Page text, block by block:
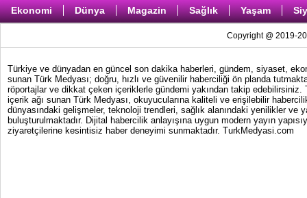
Ekonomi Dünya Magazin Sağlık Yaşam
Copyright @ 2019-
Türkiye ve dünyadan en güncel son dakika haberleri, gündem, siyaset,
sunan Türk Medyası; doğru, hızlı ve güvenilir haberciliği ön planda
röportajlar ve dikkat çeken içeriklerle gündemi yakından takip
içerik ağı sunan Türk Medyası, okuyucularına kaliteli ve erişilebilir
dünyasındaki gelişmeler, teknoloji trendleri, sağlık alanındaki yenilikler
buluşturulmaktadır. Dijital habercilik anlayışına uygun modern yayın
ziyaretçilerine kesintisiz haber deneyimi sunmaktadır. TurkMedyasi.com